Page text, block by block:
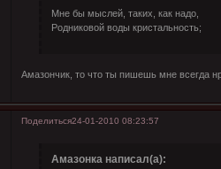
Мне бы мыслей, таких, как надо,
Родниковой воды кристальность;
Амазончик, то что ты пишешь мне всегда
Поделиться24-01-2010 08:23:57
Амазонка написал(а):